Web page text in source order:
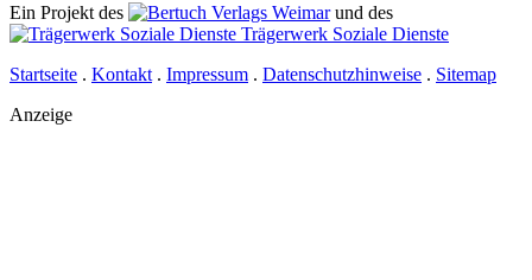
Ein Projekt des Verlags Weimarund des
Trägerwerk Soziale Dienste
Startseite . Kontakt . Impressum . Datenschutzhinweise . Sitemap
Anzeige